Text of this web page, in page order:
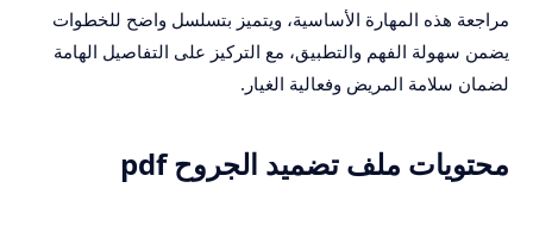
مراجعة هذه المهارة الأساسية، ويتميز بتسلسل واضح للخطوات
يضمن سهولة الفهم والتطبيق، مع التركيز على التفاصيل الهامة
لضمان سلامة المريض وفعالية الغيار.
محتويات ملف تضميد الجروح pdf